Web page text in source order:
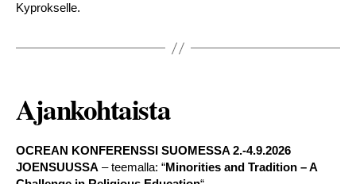
Kyprokselle.
Ajankohtaista
OCREAN KONFERENSSI SUOMESSA 2.-4.9.2026
JOENSUUSSA – teemalla: “Minorities and Tradition – A